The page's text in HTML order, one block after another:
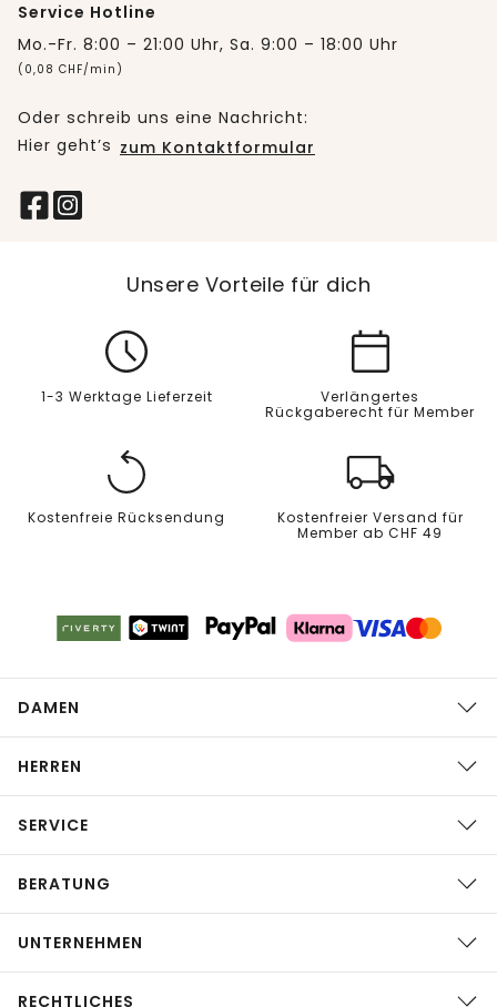
Service Hotline
Mo.-Fr. 8:00 – 21:00 Uhr, Sa. 9:00 – 18:00 Uhr
(0,08 CHF/min)
Oder schreib uns eine Nachricht:
Hier geht’s zum Kontaktformular
Unsere Vorteile für dich
1-3 Werktage Lieferzeit
Verlängertes
Rückgaberecht für Member
Kostenfreie Rücksendung
Kostenfreier Versand für
Member ab CHF 49
DAMEN
HERREN
SERVICE
BERATUNG
UNTERNEHMEN
RECHTLICHES